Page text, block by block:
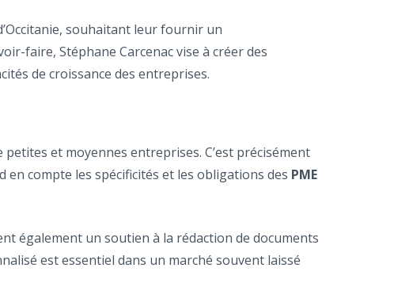
souhaitant leur fournir un
faire, Stéphane Carcenac vise à créer des
de croissance des entreprises.
et moyennes entreprises. C’est précisément
compte les spécificités et les obligations des PME
également un soutien à la rédaction de documents
est essentiel dans un marché souvent laissé